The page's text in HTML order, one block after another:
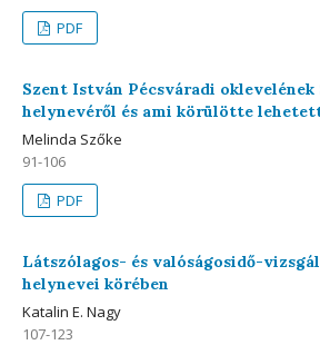
PDF
Szent István Pécsváradi
helynevéről és ami körülötte
Melinda Szőke
91-106
PDF
Látszólagos- és valóságosidő-
helynevei körében
Katalin E. Nagy
107-123